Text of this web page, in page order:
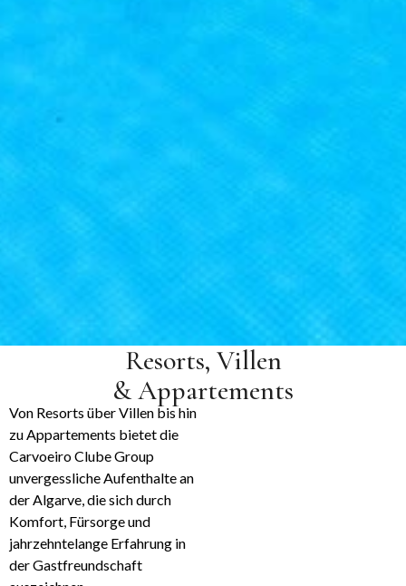
Resorts, Villen
& Appartements
Von Resorts über Villen bis hin
zu Appartements bietet die
Carvoeiro Clube Group
unvergessliche Aufenthalte an
der Algarve, die sich durch
Komfort, Fürsorge und
jahrzehntelange Erfahrung in
der Gastfreundschaft